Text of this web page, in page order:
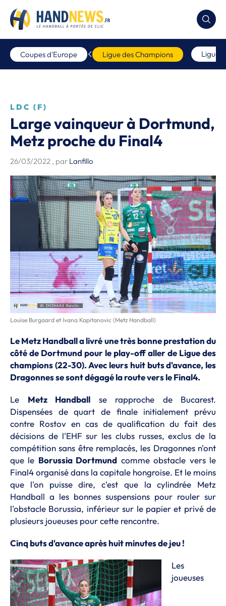
Coupes d'Europe Ligue des Champions Ligue
LDC (F)
Large vainqueur à Dortmund,
Metz proche du Final4
26/03/2022 , par Lanfillo
Louise Burgaard et Ivana Kapitanovic (Metz Handball)
Le Metz Handball a livré une très bonne prestation du
côté de Dortmund pour le play-off aller de Ligue des
champions (22-30). Avec leurs huit buts d'avance, les
Dragonnes se sont dégagé la route vers le Final4.
Le Metz Handball se rapproche de Bucarest.
Dispensées de quart de finale initialement prévu
contre Rostov en cas de qualification du fait des
décisions de l'EHF sur les clubs russes, exclus de la
compétition sans être remplacés, les Dragonnes n'ont
que le Borussia Dortmund comme obstacle vers le
Final4 organisé dans la capitale hongroise. Et le moins
que l'on puisse dire, c'est que la cylindrée Metz
Handball a les bonnes suspensions pour rouler sur
l'obstacle Borussia, inférieur sur le papier et privé de
plusieurs joueuses pour cette rencontre.
Cinq buts d'avance après huit minutes de jeu !
Les
joueuses